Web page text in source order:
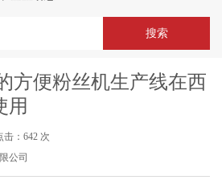
方便粉丝机生产线在西
用
击：642 次
公司